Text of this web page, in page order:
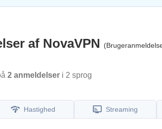
af NovaVPN
2 anmeldelser i 2 sprog
Hastighed Streaming